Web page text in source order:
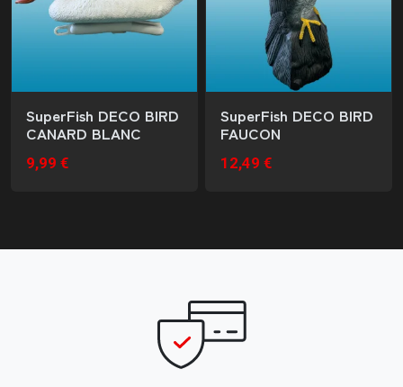
SuperFish DECO BIRD
CANARD BLANC
9,99 €
SuperFish DECO BIRD
FAUCON
12,49 €